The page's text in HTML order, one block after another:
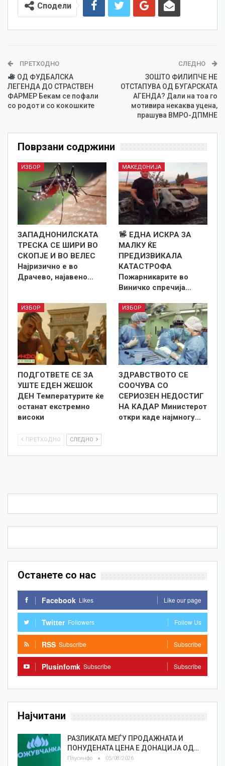
Сподели
ПРЕТХОДНО
ОД ФУДБАЛСКА
ЛЕГЕНДА ДО СТРАСТВЕН
ФАРМЕР Бекам се пофали
со родот и со кокошките
СЛЕДНО
ЗОШТО ФИЛИПЧЕ НЕ
ОТСТАПУВА ОД БУГАРСКАТА
АГЕНДА? Дали на тоа го
мотивира некаква уцена,
прашува ВМРО-ДПМНЕ
Поврзани содржини
ИЗБОР
ЗАПАДНОНИЛСКАТА
ТРЕСКА СЕ ШИРИ ВО
СКОПЈЕ И ВО ВЕЛЕС
Најризично е во
Драчево, најавено…
МАКЕДОНИЈА
ЕДНА ИСКРА ЗА
МАЛКУ ЌЕ
ПРЕДИЗВИКАЛА
КАТАСТРОФА
Пожарникарите во
Виничко спречија…
ИЗБОР
ПОДГОТВЕТЕ СЕ ЗА
УШТЕ ЕДЕН ЖЕШОК
ДЕН Температурите ќе
останат екстремно
високи
ИЗБОР
ЗДРАВСТВОТО СЕ
СООЧУВА СО
СЕРИОЗЕН НЕДОСТИГ
НА КАДАР Министерот
откри каде најмногу…
ПРЕТХОДНО СЛЕДНО
Останете со нас
Facebook Likes Like our page
Twitter Followers Follow Us
RSS Subscribe Subscribe
Plusinfomk Subscribe Subscribe
Најчитани
РАЗЛИКАТА МЕЃУ ПРОДАЖНАТА И
ПОНУДЕНАТА ЦЕНА Е ДОНАЦИЈА ОД…
Плусинфо 05/08/2026